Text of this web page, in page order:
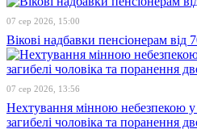
07 сер 2026, 15:00
Вікові надбавки пенсіонерам від
07 сер 2026, 13:56
Нехтування мінною небезпекою
загибелі чоловіка та поранення